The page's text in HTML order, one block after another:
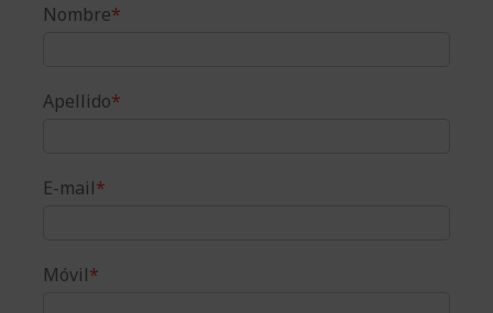
Nombre*
Apellido*
E-mail*
Móvil*